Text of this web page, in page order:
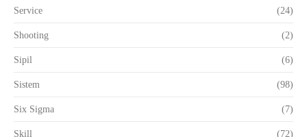
Service (24)
Shooting (2)
Sipil (6)
Sistem (98)
Six Sigma (7)
Skill (72)